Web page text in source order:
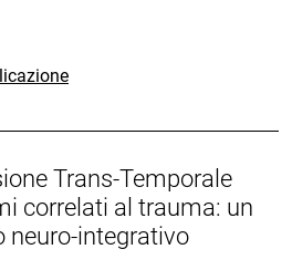
Trans-Temporale
correlati al trauma: un
neuro-integrativo